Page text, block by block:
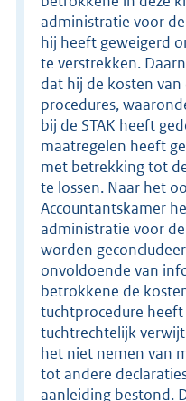
administratie voor
hij heeft geweigerd
te verstrekken.
dat hij de kosten van
procedures,
bij de STAK heeft
maatregelen heeft
met betrekking tot
te lossen. Naar het
Accountantskamer
administratie voor
worden
onvoldoende van
betrokkene de
tuchtprocedure
tuchtrechtelijk
het niet nemen van
tot andere
aanleiding bestond.